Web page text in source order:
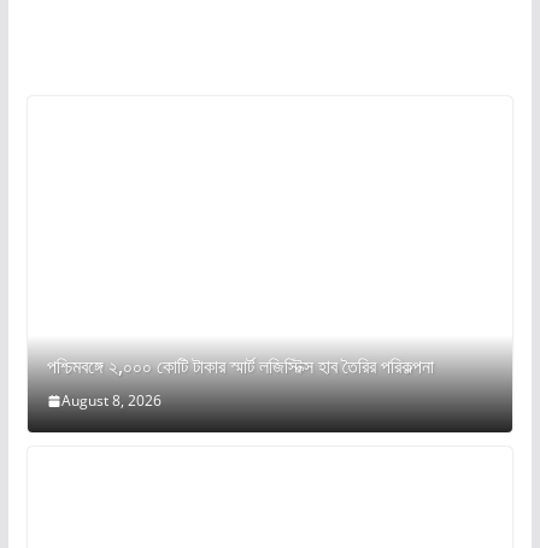
পশ্চিমবঙ্গে ২,০০০ কোটি টাকার স্মার্ট লজিস্টিক্স হাব তৈরির পরিকল্পনা
August 8, 2026